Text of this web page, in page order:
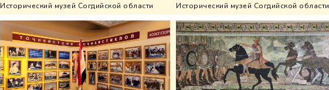
Исторический музей Согдийской области Исторический музей Согдийской области